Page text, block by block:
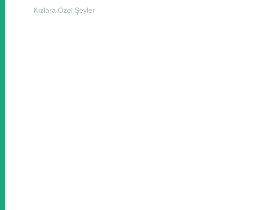
Kızlara Özel Şeyler